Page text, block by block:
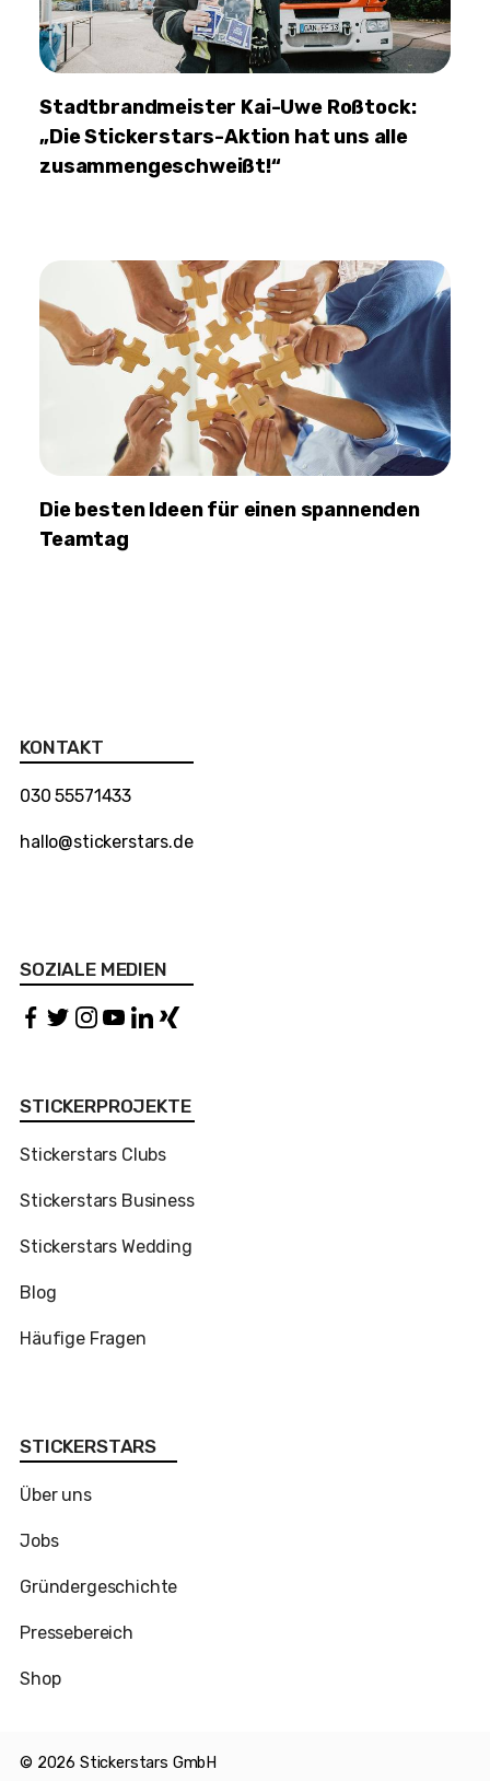
Stadtbrandmeister Kai-Uwe Roßtock:
„Die Stickerstars-Aktion hat uns alle
zusammengeschweißt!“
Die besten Ideen für einen spannenden
Teamtag
KONTAKT
030 55571433
hallo@stickerstars.de
SOZIALE MEDIEN
STICKERPROJEKTE
Stickerstars Clubs
Stickerstars Business
Stickerstars Wedding
Blog
Häufige Fragen
STICKERSTARS
Über uns
Jobs
Gründergeschichte
Pressebereich
Shop
© 2026 Stickerstars GmbH